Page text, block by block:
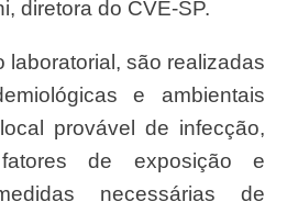
diretora do CVE-SP.
e ambientais
provável de infecção,
de exposição e
necessárias de